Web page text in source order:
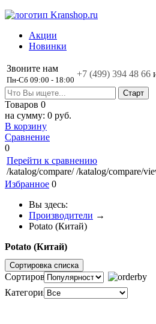
Акции
Новинки
Звоните нам
Пн-Сб 09:00 - 18:00
+7 (499) 394 48 66
Товаров 0
на сумму: 0 руб.
В корзину
Сравнение
0
Перейти к сравнению
/katalog/compare/ /katalog/compare/
Избранное 0
Вы здесь:
Производители →
Potato (Китай)
Potato (Китай)
Сортировка списка
Сортировка:
Категория: